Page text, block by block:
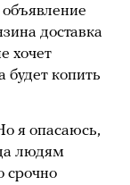
доставка
хочет
будет копить
я опасаюсь,
людям
срочно